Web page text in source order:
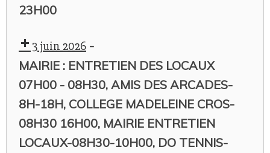
23H00
3 juin 2026 -
MAIRIE : ENTRETIEN DES LOCAUX
07H00 - 08H30, AMIS DES ARCADES-
8H-18H, COLLEGE MADELEINE CROS-
08H30 16H00, MAIRIE ENTRETIEN
LOCAUX-08H30-10H00, DO TENNIS-